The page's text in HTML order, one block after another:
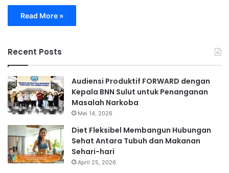
Read More »
Recent Posts
Audiensi Produktif FORWARD dengan
Kepala BNN Sulut untuk Penanganan
Masalah Narkoba
Mei 14, 2026
Diet Fleksibel Membangun Hubungan
Sehat Antara Tubuh dan Makanan
Sehari-hari
April 25, 2026